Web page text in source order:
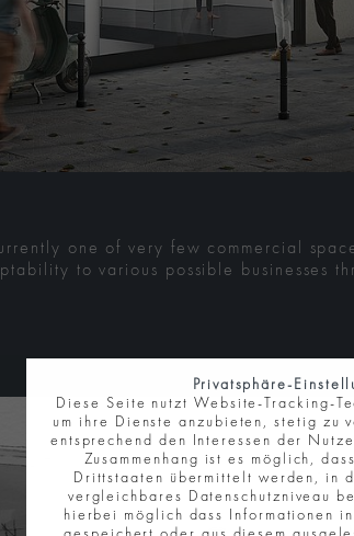
Privatsphäre-
Diese Seite nutzt Website-Tracking-
um ihre Dienste anzubieten, stetig zu
entsprechend den Interessen der
Zusammenhang ist es möglich,
Drittstaaten übermittelt werden, in
vergleichbares Datenschutzniveau
hierbei möglich dass Informationen
one of very few commercial
to various possible businesses